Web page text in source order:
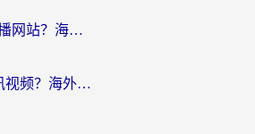
在国外怎么看nba直播网站？海外党专属体育观赛指南，告别地区限制！
国外怎么看手机腾讯视频？海外党亲测有效的追剧加速器选择指南